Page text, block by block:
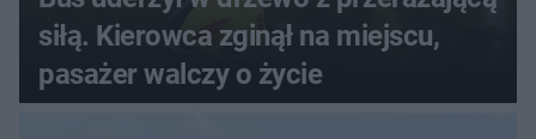
siłą. Kierowca zginął na miejscu,
pasażer walczy o życie